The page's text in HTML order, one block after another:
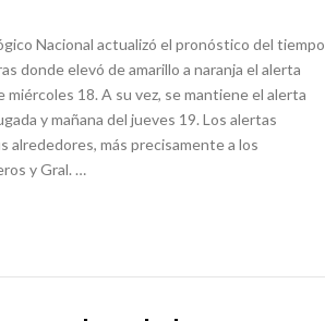
Nacional actualizó el pronóstico del tiempo
donde elevó de amarillo a naranja el alerta
miércoles 18. A su vez, se mantiene el alerta
y mañana del jueves 19. Los alertas
alrededores, más precisamente a los
y Gral. …